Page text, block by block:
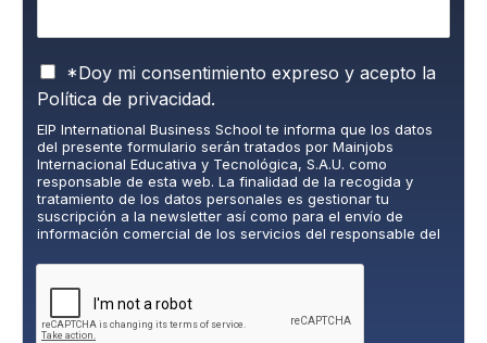
P
o
l
í
t
i
c
a
d
e
*Doy mi consentimiento expreso y acepto la
Política de privacidad.
EIP International Business School te informa que los datos
del presente formulario serán tratados por Mainjobs
Internacional Educativa y Tecnológica, S.A.U. como
responsable de esta web. La finalidad de la recogida y
tratamiento de los datos personales es gestionar tu
suscripción a la newsletter así como para el envío de
información comercial de los servicios del responsable del
del/a interesado/a. No se cederán datos a terceros, salvo
obligación legal. Podrás ejercer tus derechos de acceso,
rectificación, limitación y supresión de los datos en
cumplimiento@grupomainjobs.com
, así como el derecho a
presentar una reclamación ante la autoridad de control.